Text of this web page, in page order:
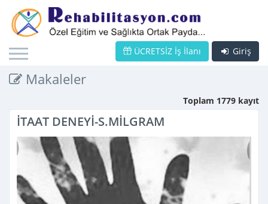
Giriş
ÜCRETSİZ İş İlanı
Makaleler
Toplam 1779 kayıt
İTAAT DENEYİ-S.MİLGRAM